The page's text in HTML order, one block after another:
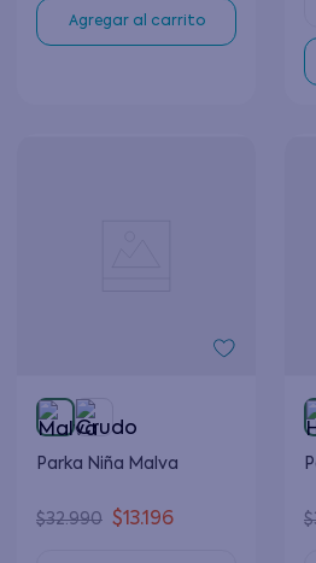
Agregar al carrito
Parka Niña Malva
$32.990 $13.196 $